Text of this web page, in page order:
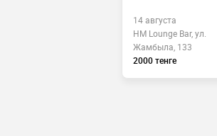
14 августа
HM Lounge Bar, ул.
Жамбыла, 133
2000 тенге